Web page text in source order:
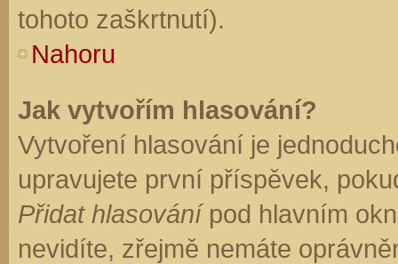
tohoto zaškrtnutí).
Nahoru
Jak vytvořím hlasování?
Vytvoření hlasování je
upravujete první příspěvek,
Přidat hlasovánípod hlavním
nevidíte, zřejmě nemáte